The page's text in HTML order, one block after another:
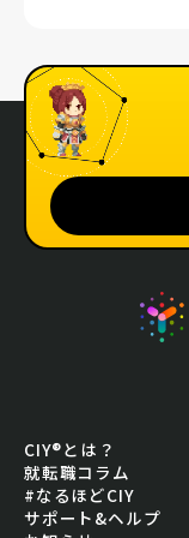
CIY®とは？
就転職コラム
#なるほどCIY
サポート&ヘルプ